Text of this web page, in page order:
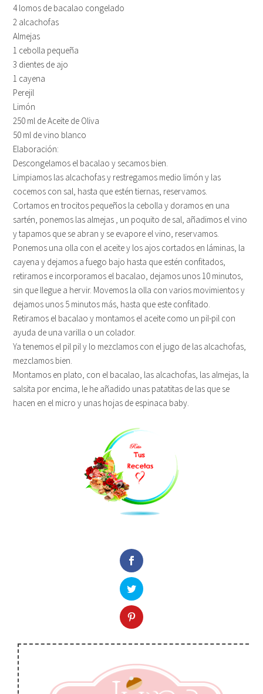
4 lomos de bacalao congelado
2 alcachofas
Almejas
1 cebolla pequeña
3 dientes de ajo
1 cayena
Perejil
Limón
250 ml de Aceite de Oliva
50 ml de vino blanco
Elaboración:
Descongelamos el bacalao y secamos bien.
Limpiamos las alcachofas y restregamos medio limón y las
cocemos con sal, hasta que estén tiernas, reservamos.
Cortamos en trocitos pequeños la cebolla y doramos en una
sartén, ponemos las almejas , un poquito de sal, añadimos el vino
y tapamos que se abran y se evapore el vino, reservamos.
Ponemos una olla con el aceite y los ajos cortados en láminas, la
cayena y dejamos a fuego bajo hasta que estén confitados,
retiramos e incorporamos el bacalao, dejamos unos 10 minutos,
sin que llegue a hervir. Movemos la olla con varios movimientos y
dejamos unos 5 minutos más, hasta que este confitado.
Retiramos el bacalao y montamos el aceite como un pil-pil con
ayuda de una varilla o un colador.
Ya tenemos el pil pil y lo mezclamos con el jugo de las alcachofas,
mezclamos bien.
Montamos en plato, con el bacalao, las alcachofas, las almejas, la
salsita por encima, le he añadido unas patatitas de las que se
hacen en el micro y unas hojas de espinaca baby.